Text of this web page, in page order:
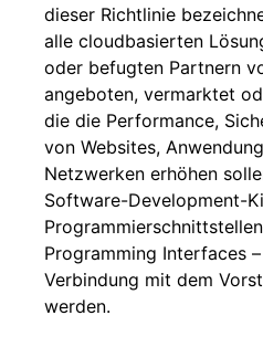
dieser Richtlinie
alle cloudbasierten
oder befugten Partnern
angeboten, vermarktet
die die Performance,
von Websites,
Netzwerken erhöhen
Software-Development-
Programming Interfaces –
Verbindung mit dem
werden.